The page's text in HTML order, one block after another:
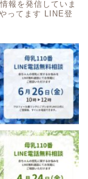
報を発信していま
ってます LINE登